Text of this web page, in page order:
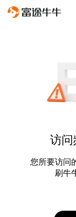
访问
您所要访问
刷牛